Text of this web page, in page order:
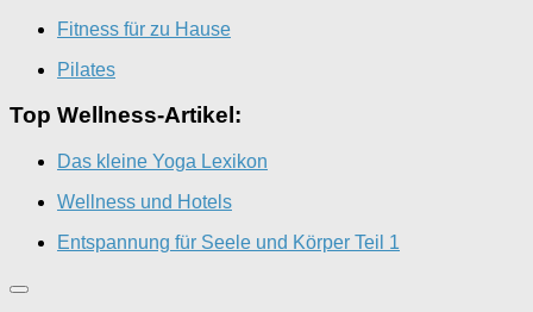
Fitness für zu Hause
Pilates
Top Wellness-Artikel:
Das kleine Yoga Lexikon
Wellness und Hotels
Entspannung für Seele und Körper Teil 1